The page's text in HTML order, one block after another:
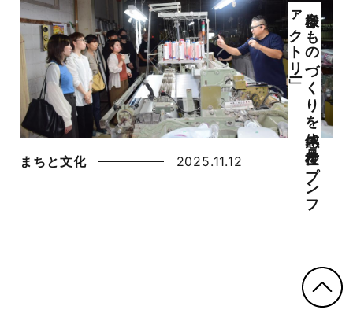
多様な
も
の
づ
く
り
を
体感
「丹後オ
ープ
ン
フ
ァ
ク
ト
リ
ー」
まちと文化 2025.11.12